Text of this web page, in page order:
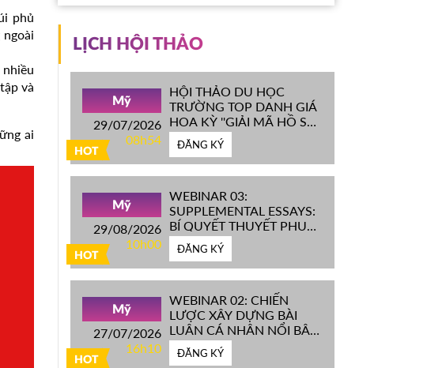
phủ
và
ai
LỊCH HỘI THẢO
HOT
Mỹ
29/07/2026
08h54
HỘI THẢO DU HỌC
TRƯỜNG TOP DANH GIÁ
HOA KỲ ''GIẢI MÃ HỒ SƠ
IVY LEAGUE''
ĐĂNG KÝ
HOT
Mỹ
29/08/2026
10h00
WEBINAR 03:
SUPPLEMENTAL ESSAYS:
BÍ QUYẾT THUYẾT PHỤC
HỘI ĐỒNG TUYỂN SINH
ĐH TOP ĐẦU MỸ
ĐĂNG KÝ
HOT
Mỹ
27/07/2026
16h10
WEBINAR 02: CHIẾN
LƯỢC XÂY DỰNG BÀI
LUẬN CÁ NHÂN NỔI BẬT
CHINH PHỤC ĐH TOP
ĐẦU MỸ
ĐĂNG KÝ